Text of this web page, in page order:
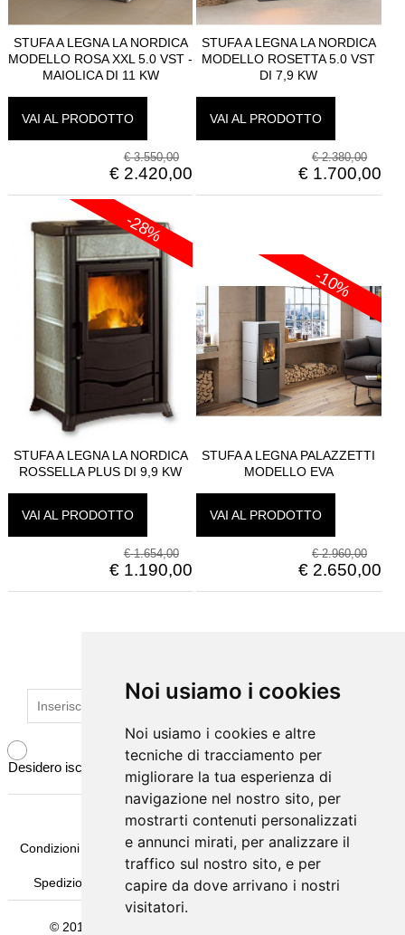
Noi usiamo i cookies
Noi usiamo i cookies e altre
tecniche di tracciamento per
migliorare la tua esperienza di
navigazione nel nostro sito, per
mostrarti contenuti personalizzati
e annunci mirati, per analizzare il
traffico sul nostro sito, e per
capire da dove arrivano i nostri
visitatori.
Noi usiamo i cookies
Noi usiamo i cookies e altre
tecniche di tracciamento per
migliorare la tua esperienza di
navigazione nel nostro sito, per
mostrarti contenuti personalizzati
e annunci mirati, per analizzare il
traffico sul nostro sito, e per
capire da dove arrivano i nostri
visitatori.
STUFA A LEGNA LA NORDICA
MODELLO ROSA XXL 5.0 VST -
MAIOLICA DI 11 KW
VAI AL PRODOTTO
€ 3.550,00
€ 2.420,00
STUFA A LEGNA LA NORDICA
MODELLO ROSETTA 5.0 VST
DI 7,9 KW
VAI AL PRODOTTO
€ 2.380,00
€ 1.700,00
-28%
STUFA A LEGNA LA NORDICA
ROSSELLA PLUS DI 9,9 KW
VAI AL PRODOTTO
€ 1.654,00
€ 1.190,00
-10%
STUFA A LEGNA PALAZZETTI
MODELLO EVA
VAI AL PRODOTTO
€ 2.960,00
€ 2.650,00
Desidero iscrivermi alla newsletter
Condizioni Generali di Vendita Pagamenti Come Ordinare
Spedizione & Imballaggio Garanzia Termini e Privacy
© 2016